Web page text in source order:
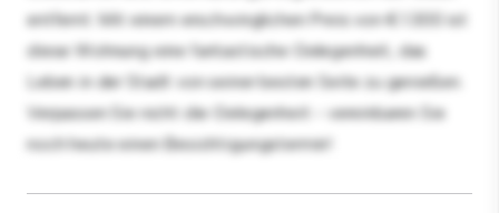
entfernt. Mit einem erschwinglichen Preis von € 1.300 ist
diese Wohnung eine fantastische Gelegenheit, das
Leben in der Stadt von seiner besten Seite zu genießen.
Verpassen Sie nicht die Gelegenheit - vereinbaren Sie
noch heute einen Besichtigungstermin!